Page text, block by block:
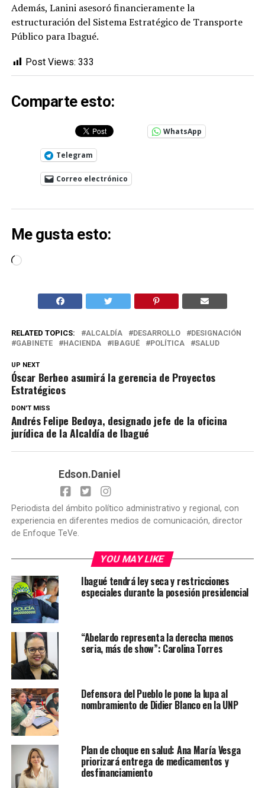
Además, Lanini asesoró financieramente la
estructuración del Sistema Estratégico de Transporte
Público para Ibagué.
Post Views: 333
Comparte esto:
WhatsApp
Telegram
Correo electrónico
Me gusta esto:
Cargando...
RELATED TOPICS: ALCALDÍA DESARROLLO
DESIGNACIÓN
GABINETE
HACIENDA IBAGUÉ POLÍTICA SALUD
UP NEXT
Óscar Berbeo asumirá la gerencia de Proyectos
Estratégicos
DON'T MISS
Andrés Felipe Bedoya, designado jefe de la oficina
jurídica de la Alcaldía de Ibagué
Edson.Daniel
Periodista del ámbito político administrativo y regional, con
experiencia en diferentes medios de comunicación, director
de Enfoque TeVe.
YOU MAY LIKE
Ibagué tendrá ley seca y restricciones
especiales durante la posesión presidencial
“Abelardo representa la derecha menos
seria, más de show”: Carolina Torres
Defensora del Pueblo le pone la lupa al
nombramiento de Didier Blanco en la UNP
Plan de choque en salud: Ana María Vesga
priorizará entrega de medicamentos y
desfinanciamiento